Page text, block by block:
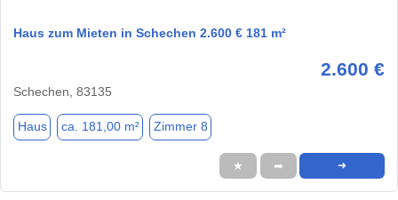
Haus zum Mieten in Schechen 2.600 € 181 m²
2.600 €
Schechen, 83135
Haus ca. 181,00 m² Zimmer 8
★ ➦ ➜